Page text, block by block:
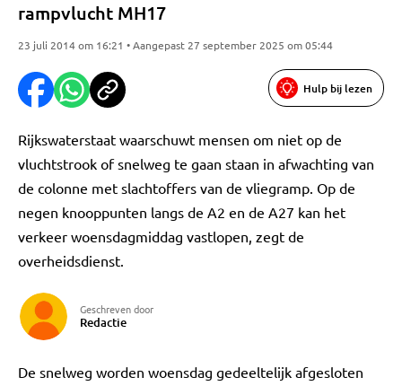
rampvlucht MH17
23 juli 2014 om 16:21 • Aangepast 27 september 2025 om 05:44
Hulp bij lezen
Rijkswaterstaat waarschuwt mensen om niet op de
vluchtstrook of snelweg te gaan staan in afwachting van
de colonne met slachtoffers van de vliegramp. Op de
negen knooppunten langs de A2 en de A27 kan het
verkeer woensdagmiddag vastlopen, zegt de
overheidsdienst.
Geschreven door
Redactie
De snelweg worden woensdag gedeeltelijk afgesloten